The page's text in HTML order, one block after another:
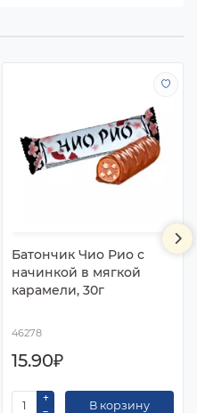
Батончик Чио Рио с
начинкой в мягкой
карамели, 30г
46278
15.90₽
В корзину